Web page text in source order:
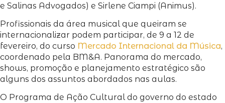
e Salinas Advogados) e Sirlene Ciampi (Animus).
Profissionais da área musical que queiram se
internacionalizar podem participar, de 9 a 12 de
fevereiro, do curso Mercado Internacional da Música,
coordenado pela BM&A. Panorama do mercado,
shows, promoção e planejamento estratégico são
alguns dos assuntos abordados nas aulas.
O Programa de Ação Cultural do governo do estado